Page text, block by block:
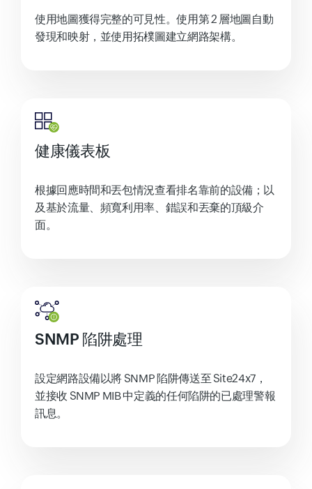
使用地圖獲得完整的可見性。使用第 2 層地圖自動
發現和映射，並使用拓樸圖建立網路架構。
健康儀表板
根據回應時間和丟包情況查看排名靠前的設備；以
及基於流量、頻寬利用率、錯誤和丟棄的頂級介
面。
SNMP 陷阱處理
設定網路設備以將 SNMP 陷阱傳送至 Site24x7，
並接收 SNMP MIB 中定義的任何陷阱的已處理警報
訊息。